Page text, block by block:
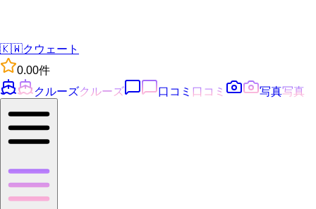
🇰🇼クウェート
0.00件
クルーズクルーズ 口コミ 口コミ 写真写真